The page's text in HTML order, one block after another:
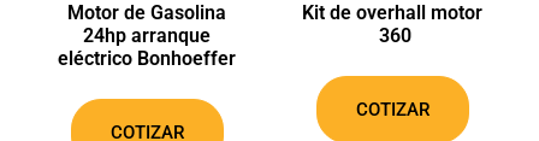
Motor de Gasolina
24hp arranque
eléctrico Bonhoeffer
COTIZAR
Kit de overhall motor
360
COTIZAR